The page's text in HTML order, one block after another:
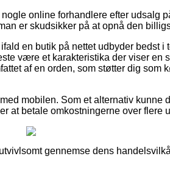
online forhandlere efter udsalg
er skudsikker på at opnå den
en butik på nettet udbyder bedst i
være et karakteristika der viser en
af en orden, som støtter dig som
mobilen. Som et alternativ kunne
at betale omkostningerne over flere
gennemse dens